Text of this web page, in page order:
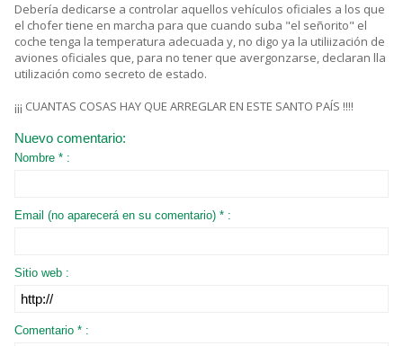
Debería dedicarse a controlar aquellos vehículos oficiales a los que
el chofer tiene en marcha para que cuando suba "el señorito" el
coche tenga la temperatura adecuada y, no digo ya la utiliización de
aviones oficiales que, para no tener que avergonzarse, declaran lla
utilización como secreto de estado.
¡¡¡ CUANTAS COSAS HAY QUE ARREGLAR EN ESTE SANTO PAÍS !!!!
Nuevo comentario:
Nombre * :
Email (no aparecerá en su comentario) * :
Sitio web :
Comentario * :